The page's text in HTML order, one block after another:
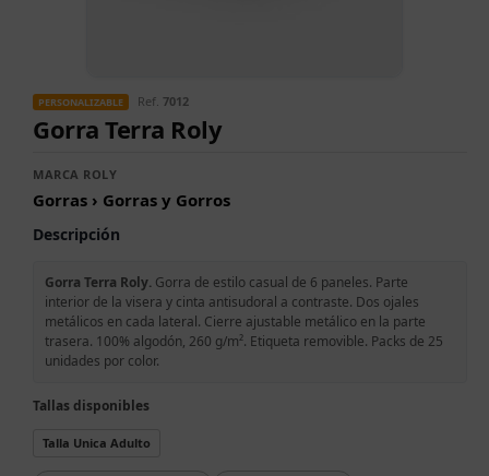
PERSONALIZABLE Ref. 7012
Gorra Terra Roly
MARCA ROLY
Gorras › Gorras y Gorros
Descripción
Gorra Terra Roly. Gorra de estilo casual de 6 paneles. Parte
interior de la visera y cinta antisudoral a contraste. Dos ojales
metálicos en cada lateral. Cierre ajustable metálico en la parte
trasera. 100% algodón, 260 g/m². Etiqueta removible. Packs de 25
unidades por color.
Tallas disponibles
Talla Unica Adulto